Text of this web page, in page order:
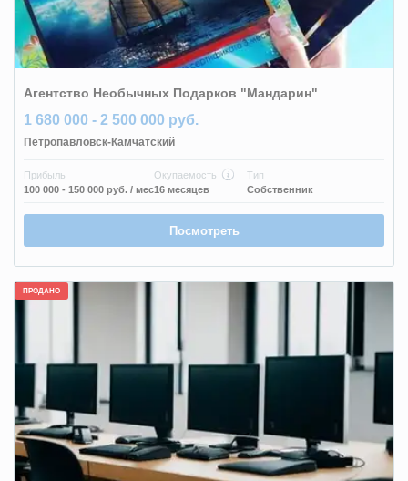
Агентство Необычных Подарков "Мандарин"
1 680 000 - 2 500 000 руб.
Петропавловск-Камчатский
Прибыль
100 000 - 150 000 руб. / мес
Окупаемость
16 месяцев
Тип
Собственник
Посмотреть
ПРОДАНО